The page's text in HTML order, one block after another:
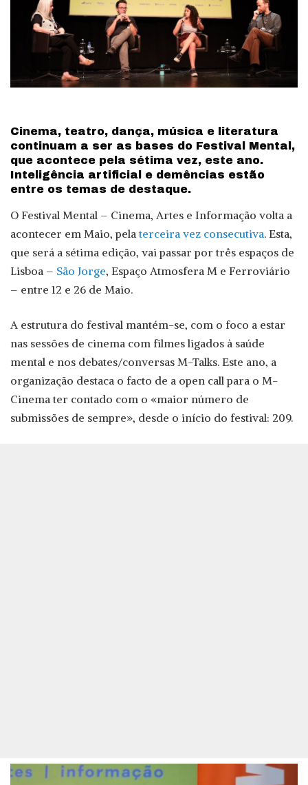
Cinema, teatro, dança, música e literatura
continuam a ser as bases do Festival Mental,
que acontece pela sétima vez, este ano.
Inteligência artificial e demências estão
entre os temas de destaque.
O Festival Mental – Cinema, Artes e Informação volta a
acontecer em Maio, pelaterceira vez consecutiva. Esta,
que será a sétima edição, vai passar por três espaços de
Lisboa – São Jorge, Espaço Atmosfera M e Ferroviário
– entre 12 e 26 de Maio.
A estrutura do festival mantém-se, com o foco a estar
nas sessões de cinema com filmes ligados à saúde
mental e nos debates/conversas M-Talks. Este ano, a
organização destaca o facto de a open call para o M-
Cinema ter contado com o «maior número de
submissões de sempre», desde o início do festival: 209.